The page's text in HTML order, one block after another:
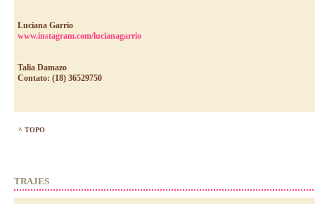
Luciana Garrio
www.instagram.com/lucianagarrio
Talia Damazo
Contato: (18) 36529750
^ TOPO
TRAJES